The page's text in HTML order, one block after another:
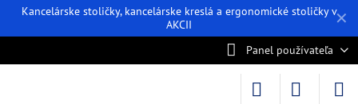
✕
Kancelárske stoličky, kancelárske kreslá a ergonomické stoličky v
AKCII
Panel používateľa